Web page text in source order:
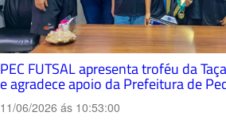
PEC FUTSAL apresenta troféu da
e agradece apoio da Prefeitura de
11/06/2026 ás 10:53:00